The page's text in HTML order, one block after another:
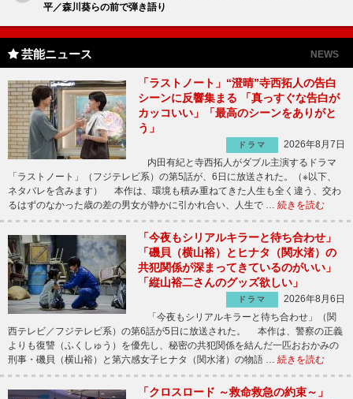
平／森川葵らの前で弾き語り
芸能ニュース NEWS
「ラストノート」“澄晴”寺西拓人の告白
シーンに反響集まる 「真っすぐな告白が
カッコいい」「最高のシーンをありがと
う」
ドラマ
2026年8月7日
内田有紀と寺西拓人がダブル主演するドラマ
「ラストノート」（フジテレビ系）の第5話が、6日に放送された。（※以下、
ネタバレを含みます） 本作は、環境も積み重ねてきた人生も全く違う、交わ
るはずのなかった歳の差の男女が静かに引かれ合い、人生で … 続きを読む
「今夜もシリアルキラーと待ち合わせ」
「磯貝（横山裕）とヒナタ（関水渚）の
共犯関係が深まってきているのがいい」
「縦山裕二さんのグッズ欲しい」
ドラマ
2026年8月6日
「今夜もシリアルキラーと待ち合わせ」（関
西テレビ／フジテレビ系）の第6話が5日に放送された。 本作は、警察の正義
よりも復讐（ふくしゅう）を優先し、秘密の共犯関係を結んだ一匹おおかみの
刑事・磯貝（横山裕）と第六感女子ヒナタ（関水渚）の物語 … 続きを読む
「クロスロード ～救命救急の約束～」